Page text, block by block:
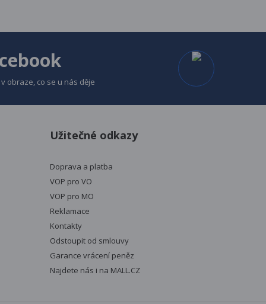
obraze, co se u nás děje
Užitečné odkazy
Doprava a platba
VOP pro VO
VOP pro MO
Reklamace
Kontakty
Odstoupit od smlouvy
Garance vrácení peněz
Najdete nás i na MALL.CZ